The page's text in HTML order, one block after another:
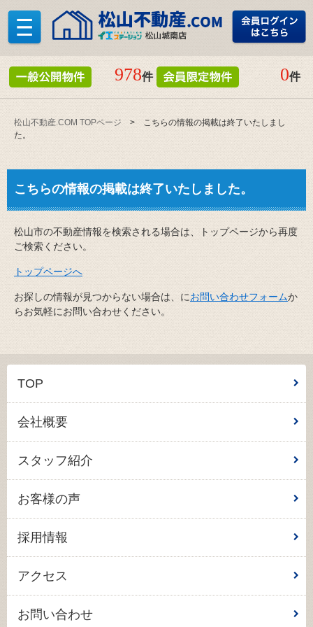
978件 0件
松山不動産.COM TOPページ > こちらの情報の掲載は終了いたしまし
た。
こちらの情報の掲載は終了いたしました。
松山市の不動産情報を検索される場合は、トップページから再度
ご検索ください。
トップページへ
お探しの情報が見つからない場合は、にお問い合わせフォームか
らお気軽にお問い合わせください。
TOP
会社概要
スタッフ紹介
お客様の声
採用情報
アクセス
お問い合わせ